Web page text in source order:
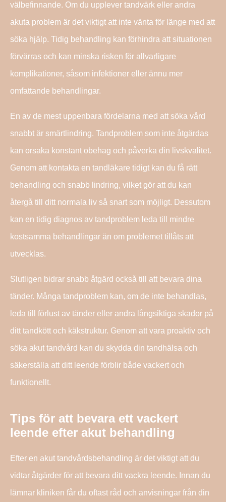
välbefinnande. Om du upplever tandvärk eller andra
akuta problem är det viktigt att inte vänta för länge med att
söka hjälp. Tidig behandling kan förhindra att situationen
förvärras och kan minska risken för allvarligare
komplikationer, såsom infektioner eller ännu mer
omfattande behandlingar.
En av de mest uppenbara fördelarna med att söka vård
snabbt är smärtlindring. Tandproblem som inte åtgärdas
kan orsaka konstant obehag och påverka din livskvalitet.
Genom att kontakta en tandläkare tidigt kan du få rätt
behandling och snabb lindring, vilket gör att du kan
återgå till ditt normala liv så snart som möjligt. Dessutom
kan en tidig diagnos av tandproblem leda till mindre
kostsamma behandlingar än om problemet tillåts att
utvecklas.
Slutligen bidrar snabb åtgärd också till att bevara dina
tänder. Många tandproblem kan, om de inte behandlas,
leda till förlust av tänder eller andra långsiktiga skador på
ditt tandkött och käkstruktur. Genom att vara proaktiv och
söka akut tandvård kan du skydda din tandhälsa och
säkerställa att ditt leende förblir både vackert och
funktionellt.
Tips för att bevara ett vackert
leende efter akut behandling
Efter en akut tandvårdsbehandling är det viktigt att du
vidtar åtgärder för att bevara ditt vackra leende. Innan du
lämnar kliniken får du oftast råd och anvisningar från din